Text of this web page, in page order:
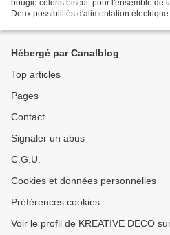
bougie coloris biscuit pour l'ensemble de
Deux possibilités d'alimentation
Hébergé par Canalblog
Top articles
Pages
Contact
Signaler un abus
C.G.U.
Cookies et données personnelles
Préférences cookies
Voir le profil de KREATIVE DECO